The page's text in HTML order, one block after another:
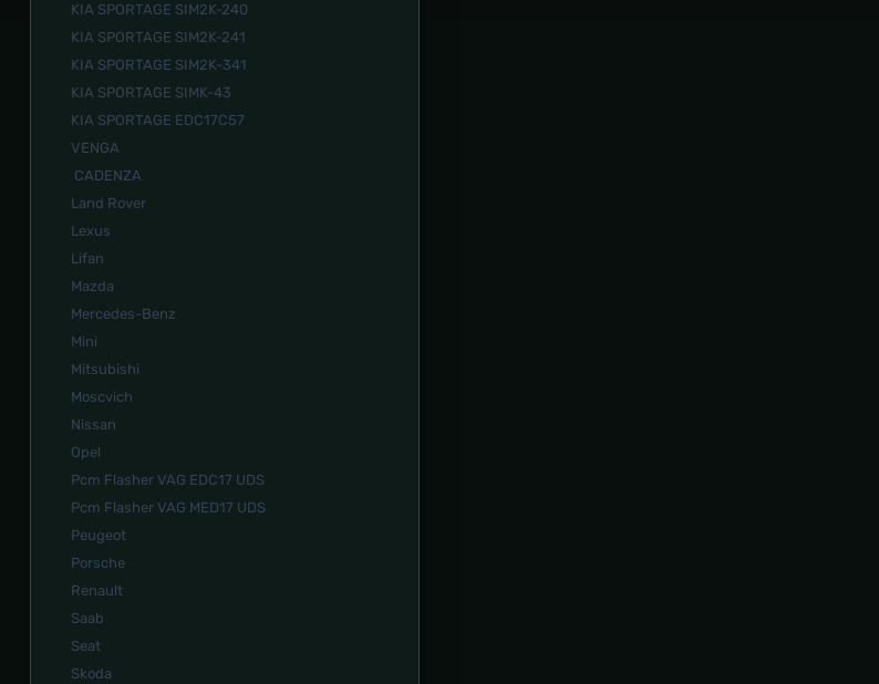
KIA SPORTAGE SIM2K-240
KIA SPORTAGE SIM2K-241
KIA SPORTAGE SIM2K-341
KIA SPORTAGE SIMK-43
KIA SPORTAGE EDC17C57
VENGA
CADENZA
Land Rover
Lexus
Lifan
Mazda
Mercedes-Benz
Mini
Mitsubishi
Moscvich
Nissan
Opel
Pcm Flasher VAG EDC17 UDS
Pcm Flasher VAG MED17 UDS
Peugeot
Porsche
Renault
Saab
Seat
Skoda